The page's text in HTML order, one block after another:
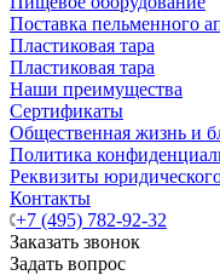
Поставка пельменного
Пластиковая тара
Пластиковая тара
Наши преимущества
Сертификаты
Общественная жизнь и
Политика
Реквизиты
Контакты
+7 (495) 782-92-32
Заказать звонок
Задать вопрос